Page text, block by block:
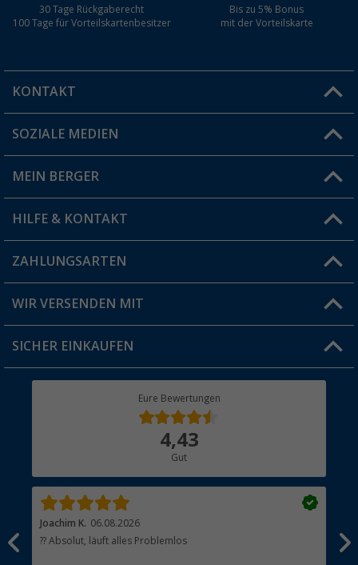
30 Tage Rückgaberecht
100 Tage für Vorteilskartenbesitzer
Bis zu 5% Bonus
mit der Vorteilskarte
KONTAKT
Du hast eine Frage?
Filiale finden
SOZIALE MEDIEN
MEIN BERGER
Vorteilskarte
Blog
Jobs & Karriere
HILFE & KONTAKT
FAQ & Kontakt
Versandinformationen
Rücksendung
ZAHLUNGSARTEN
WIR VERSENDEN MIT
SICHER EINKAUFEN
Eure Bewertungen
4,43
Gut
Joachim K. 06.08.2026
?? Absolut, läuft alles Problemlos